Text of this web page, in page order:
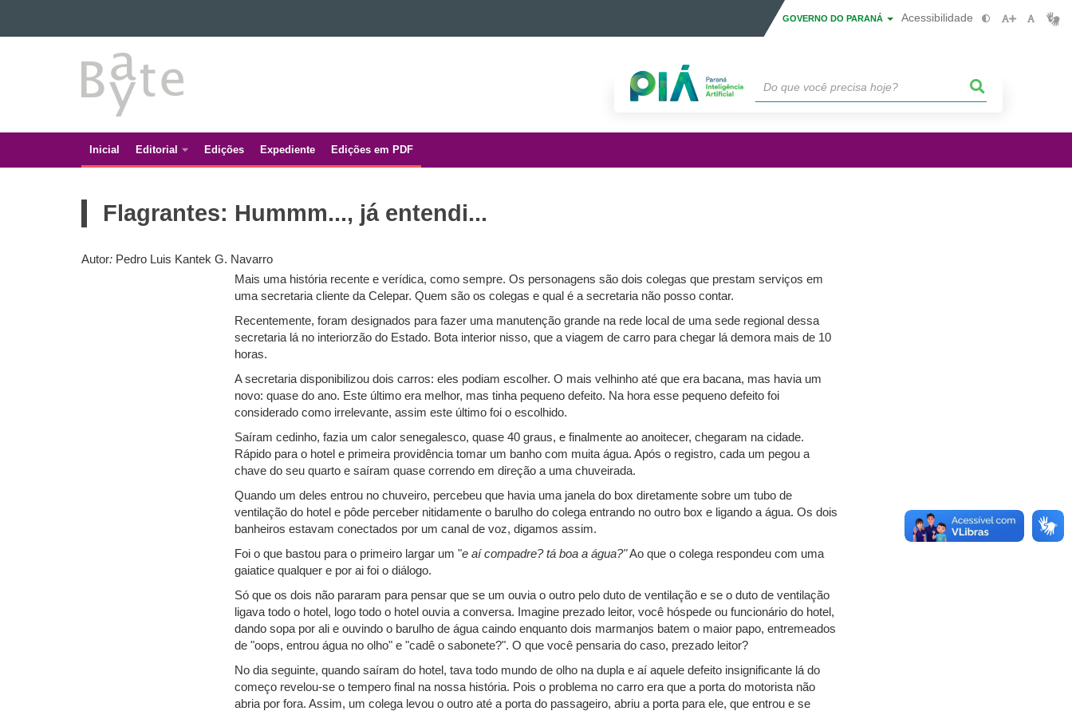
Ir para a navegação
Ir para a busca
GOVERNO DO PARANÁ Acessibilidade
BATE
BYTE
Navegação
Inicial Editorial Edições Expediente Edições em PDF
Flagrantes: Hummm..., já entendi...
Autor: Pedro Luis Kantek G. Navarro
Mais uma história recente e verídica, como sempre. Os personagens são dois colegas que prestam serviços em
uma secretaria cliente da Celepar. Quem são os colegas e qual é a secretaria não posso contar.
Recentemente, foram designados para fazer uma manutenção grande na rede local de uma sede regional dessa
secretaria lá no interiorzão do Estado. Bota interior nisso, que a viagem de carro para chegar lá demora mais de 10
horas.
A secretaria disponibilizou dois carros: eles podiam escolher. O mais velhinho até que era bacana, mas havia um
novo: quase do ano. Este último era melhor, mas tinha pequeno defeito. Na hora esse pequeno defeito foi
considerado como irrelevante, assim este último foi o escolhido.
Saíram cedinho, fazia um calor senegalesco, quase 40 graus, e finalmente ao anoitecer, chegaram na cidade.
Rápido para o hotel e primeira providência tomar um banho com muita água. Após o registro, cada um pegou a
chave do seu quarto e saíram quase correndo em direção a uma chuveirada.
Quando um deles entrou no chuveiro, percebeu que havia uma janela do box diretamente sobre um tubo de
ventilação do hotel e pôde perceber nitidamente o barulho do colega entrando no outro box e ligando a água. Os dois
banheiros estavam conectados por um canal de voz, digamos assim.
Foi o que bastou para o primeiro largar um "e aí compadre? tá boa a água?"Ao que o colega respondeu com uma
gaiatice qualquer e por ai foi o diálogo.
Só que os dois não pararam para pensar que se um ouvia o outro pelo duto de ventilação e se o duto de ventilação
ligava todo o hotel, logo todo o hotel ouvia a conversa. Imagine prezado leitor, você hóspede ou funcionário do hotel,
dando sopa por ali e ouvindo o barulho de água caindo enquanto dois marmanjos batem o maior papo, entremeados
de "oops, entrou água no olho" e "cadê o sabonete?". O que você pensaria do caso, prezado leitor?
No dia seguinte, quando saíram do hotel, tava todo mundo de olho na dupla e aí aquele defeito insignificante lá do
começo revelou-se o tempero final na nossa história. Pois o problema no carro era que a porta do motorista não
abria por fora. Assim, um colega levou o outro até a porta do passageiro, abriu a porta para ele, que entrou e se